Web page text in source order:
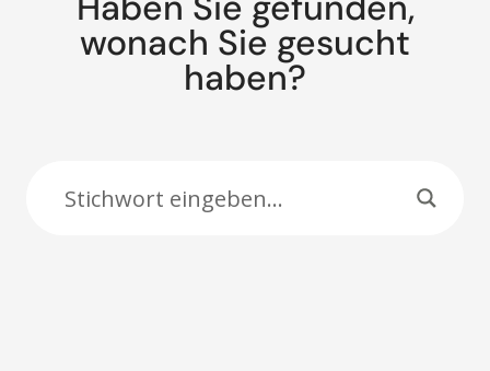
wonach Sie gesucht
haben?